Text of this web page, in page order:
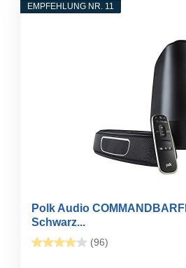
EMPFEHLUNG NR. 11
Polk Audio
Schwarz...
(96)